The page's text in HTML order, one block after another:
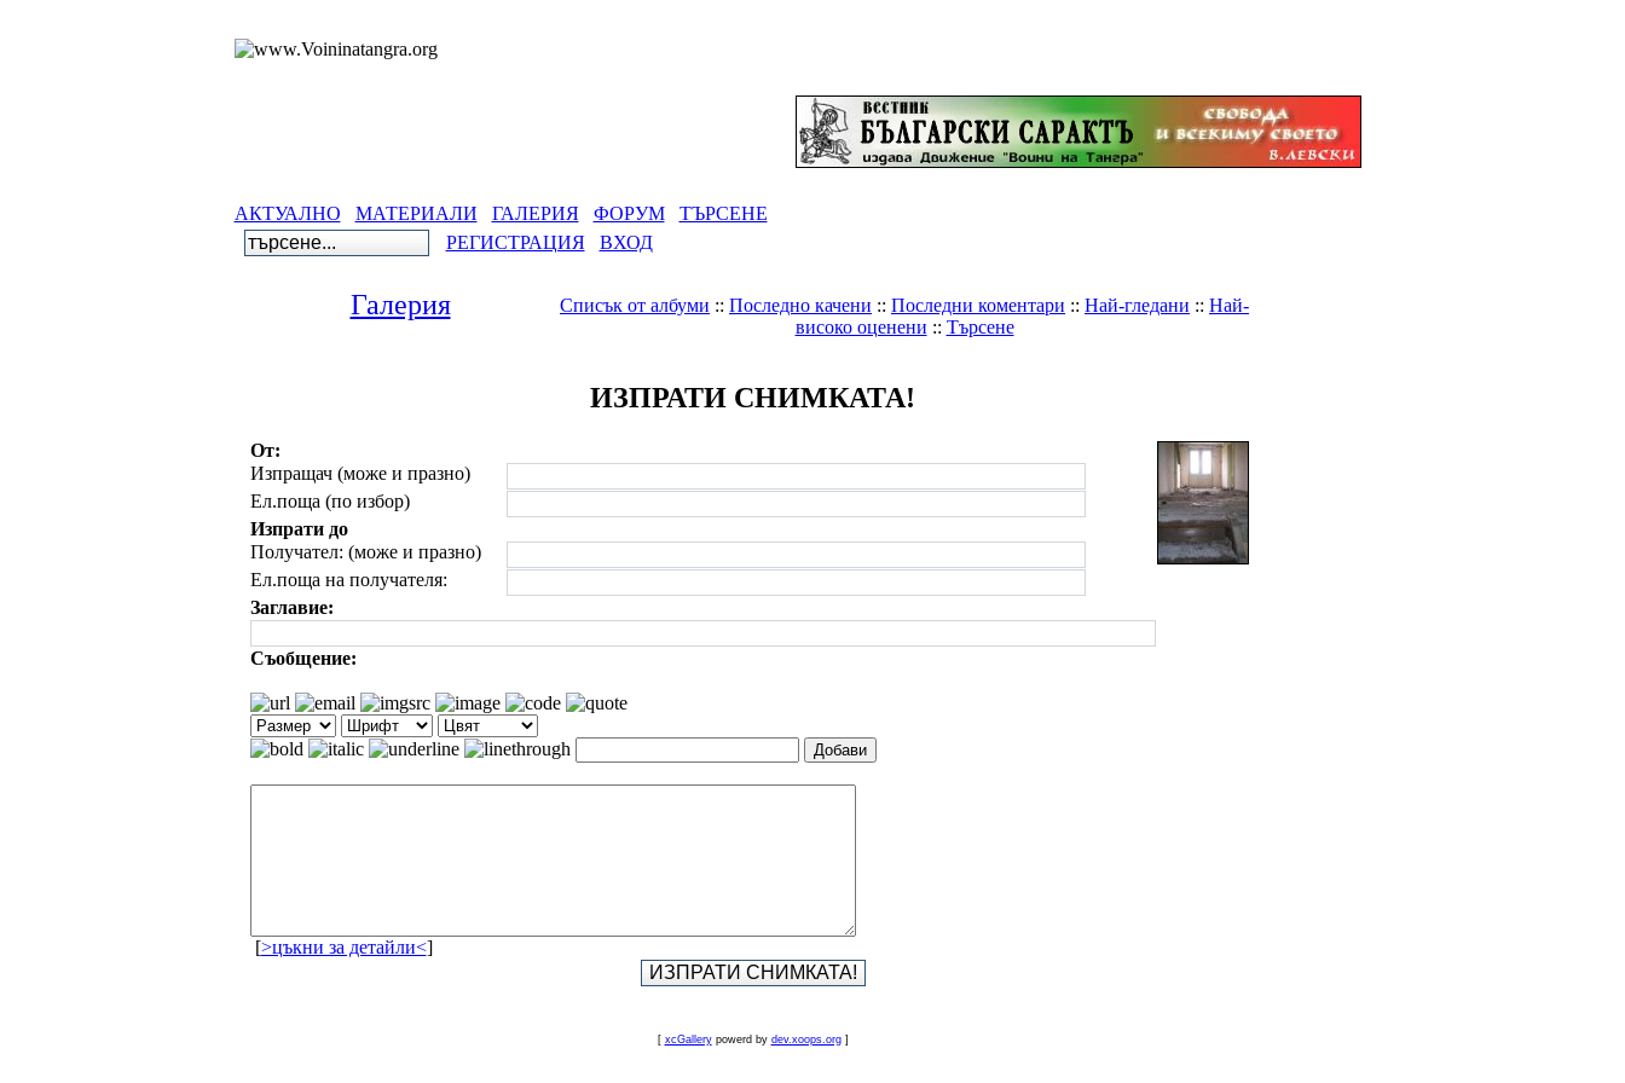
АКТУАЛНО МАТЕРИАЛИ ГАЛЕРИЯ ФОРУМ
ТЪРСЕНЕ
РЕГИСТРАЦИЯ
ВХОД
Галерия Списък от албуми :: Последно качени :: Последни коментари :: Най-гледани :: Най-
високо оценени :: Търсене
ИЗПРАТИ СНИМКАТА!
От:
Изпращач (може и празно)
Ел.поща (по избор)
Изпрати до
Получател: (може и празно)
Ел.поща на получателя:
Заглавие:
Съобщение:
[>цъкни за детайли<]
[ xcGallerypowerd by dev.xoops.org]